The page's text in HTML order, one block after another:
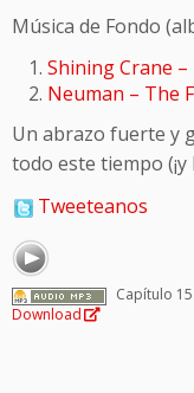
Música de Fondo
Shining Crane
Neuman – The
Un abrazo fuerte y
todo este tiempo
Tweeteanos
Capítulo 15
Download